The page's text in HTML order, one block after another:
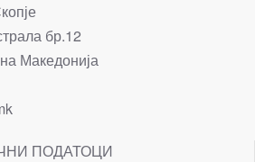
бр.12
Македонија
ПОДАТОЦИ